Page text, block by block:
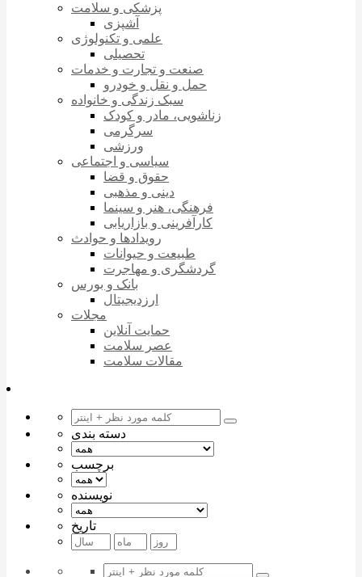
پزشکی و سلامت
آشپزی
علمی و تکنولوژی
تحصیلی
صنعت و تجارت و خدمات
حمل و نقل و خودرو
سبک زندگی و خانواده
زناشویی، مادر و کودک
سرگرمی
ورزشی
سیاسی و اجتماعی
حقوق و قضا
دینی و مذهبی
فرهنگی، هنر و سینما
کارآفرینی و بازاریابی
رویدادها و حوادث
طبیعت و حیوانات
گردشگری و مهاجرت
بانک و بورس
ارزدیجیتال
مجلات
حمایت آنلاین
عصر سلامت
مقالات سلامت
دسته بندی
برچسب
نویسنده
تاریخ